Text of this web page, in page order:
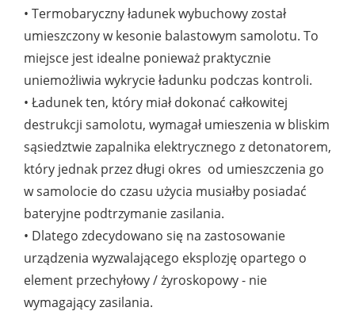
• Termobaryczny ładunek wybuchowy został
umieszczony w kesonie balastowym samolotu. To
miejsce jest idealne ponieważ praktycznie
uniemożliwia wykrycie ładunku podczas kontroli.
• Ładunek ten, który miał dokonać całkowitej
destrukcji samolotu, wymagał umieszenia w bliskim
sąsiedztwie zapalnika elektrycznego z detonatorem,
który jednak przez długi okres od umieszczenia go
w samolocie do czasu użycia musiałby posiadać
bateryjne podtrzymanie zasilania.
• Dlatego zdecydowano się na zastosowanie
urządzenia wyzwalającego eksplozję opartego o
element przechyłowy / żyroskopowy - nie
wymagający zasilania.